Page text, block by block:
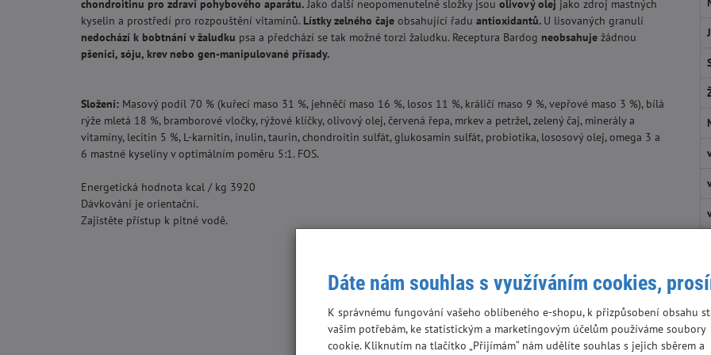
chondroitinu pro zdraví pohybového aparátu.Jako další neopomenutelné složky jsou olivový olej jako zdroj mastných
kyselin a prostředí pro rozpouštění vitamínů. Lístky zelného čaje obsahující řadu antioxidantů. U lisovaných granulí
nedochází k bobtnání v žaludku psa a předchází se tak možné torzi žaludku. Receptura Bardog neobsahuje žádnou
pšenici, sóju, krev nebo gen-manipulované přísady.
Složení: Masový podíl 70 % (kuřecí maso 31 %, jehněčí maso 16 %, losos 11 %, králičí maso 9 %, vepřové maso 3 %), bílá
rýže mletá 18 %, bramborové vločky, rýžové klíčky, olivový olej, červená řepa, mrkev a petržel, zelený čaj, minerály a
vitamíny, lecitin 5 %, L-karnitin, inulin, taurin, chondroitin sulfát, glukosamin sulfát, probiotika, lososový olej, omega 3 a
6 mastné kyseliny v optimálním poměru 5:1. FOS.
Energetická hodnota kcal / kg 3920
Dávkování je orientační.
Zajistěte přístup k pitné vodě.
Dáte nám souhlas s využíváním cookies,
K správnému fungování vašeho oblíbeného e-shopu, k přizpůsobení obsahu
vašim potřebám, ke statistickým a marketingovým účelům používáme soubory
cookie. Kliknutím na tlačítko „Přijímám“ nám udělíte souhlas s jejich sběrem a